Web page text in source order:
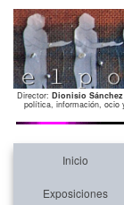
Director: Dionisio
política, información, ocio
Inicio
Exposiciones